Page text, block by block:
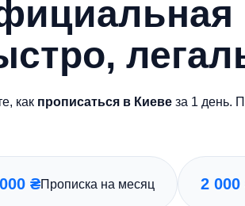
как прописаться в Киеве за 1 день.
₴Прописка на месяц 2 000